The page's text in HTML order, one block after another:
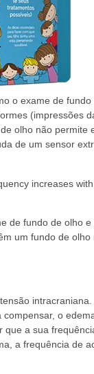
o exame de
(impressões
olho não permite
de um sensor
increases
de fundo de olho
um fundo de
o
a sua
a frequência de